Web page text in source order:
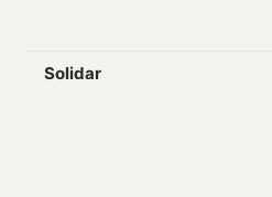
Solidar